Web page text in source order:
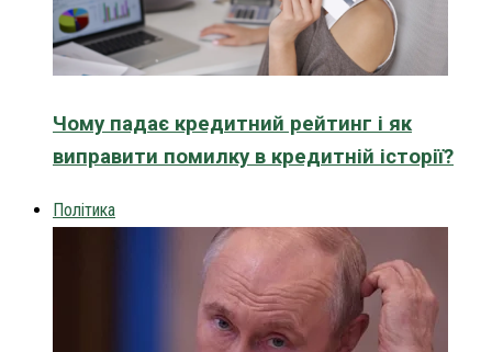
Чому падає кредитний рейтинг і як
виправити помилку в кредитній історії?
Політика